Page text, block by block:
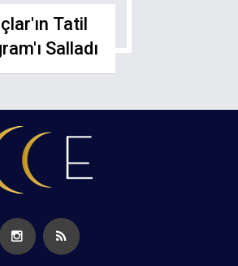
Tatil
Salladı